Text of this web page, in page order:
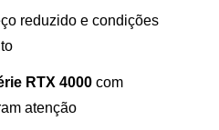
reduzido e condições
RTX 4000 com
atenção